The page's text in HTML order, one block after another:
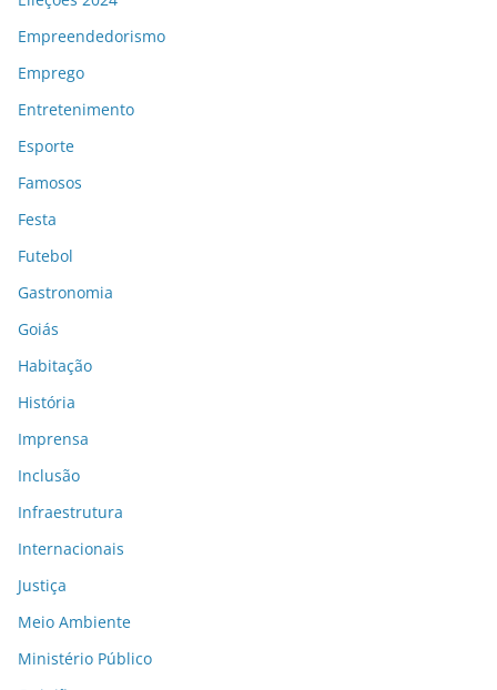
Empreendedorismo
Emprego
Entretenimento
Esporte
Famosos
Festa
Futebol
Gastronomia
Goiás
Habitação
História
Imprensa
Inclusão
Infraestrutura
Internacionais
Justiça
Meio Ambiente
Ministério Público